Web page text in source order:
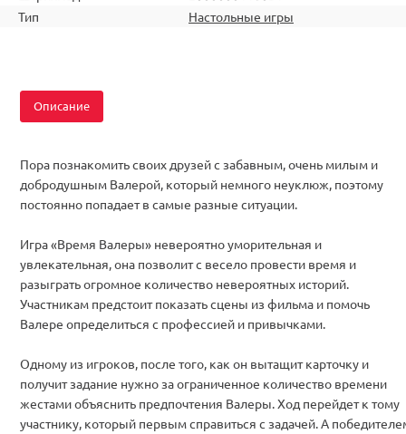
Тип
Настольные игры
Описание
Пора познакомить своих друзей с забавным, очень милым и
добродушным Валерой, который немного неуклюж, поэтому
постоянно попадает в самые разные ситуации.
Игра «Время Валеры» невероятно уморительная и
увлекательная, она позволит с весело провести время и
разыграть огромное количество невероятных историй.
Участникам предстоит показать сцены из фильма и помочь
Валере определиться с профессией и привычками.
Одному из игроков, после того, как он вытащит карточку и
получит задание нужно за ограниченное количество времени
жестами объяснить предпочтения Валеры. Ход перейдет к тому
участнику, который первым справиться с задачей. А